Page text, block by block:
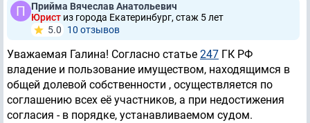
Прийма Вячеслав Анатольевич
Юрист из города Екатеринбург, стаж 5 лет
5.0
10 отзывов
Уважаемая Галина! Согласно статье 247 ГК РФ
владение и пользование имуществом, находящимся в
общей долевой собственности , осуществляется по
соглашению всех её участников, а при недостижения
согласия - в порядке, устанавливаемом судом.